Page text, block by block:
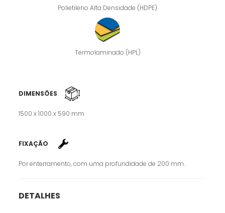
Polietileno Alta Densidade (HDPE)
Termolaminado (HPL)
DIMENSÕES
1500 x 1000 x 590 mm
FIXAÇÃO
Por enterramento, com uma profundidade de 200 mm.
DETALHES